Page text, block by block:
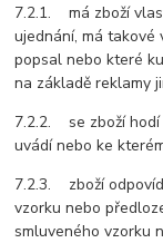
7.2.1. má zboží
ujednání, má
popsal nebo které
na základě reklamy
7.2.2. se zboží hodí
uvádí nebo ke
7.2.3. zboží
vzorku nebo
smluveného vzorku